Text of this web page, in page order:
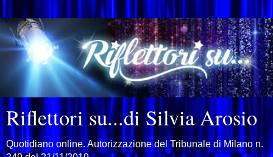
Riflettori su...di Silvia Arosio
Quotidiano online. Autorizzazione del Tribunale di Milano n.